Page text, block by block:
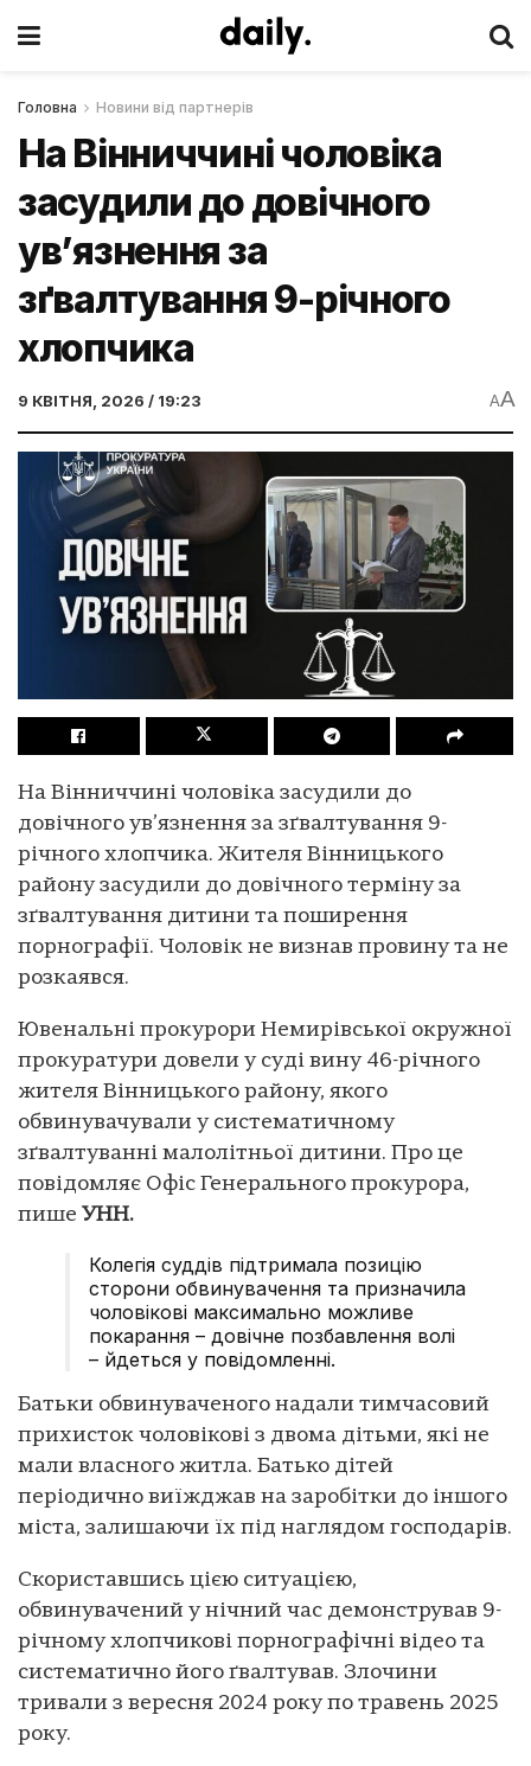
Головна Новини від партнерів
На Вінниччині чоловіка
засудили до довічного
ув’язнення за
зґвалтування 9-річного
хлопчика
9 КВІТНЯ, 2026 / 19:23 AA
На Вінниччині чоловіка засудили до
довічного ув’язнення за зґвалтування 9-
річного хлопчика. Жителя Вінницького
району засудили до довічного терміну за
зґвалтування дитини та поширення
порнографії. Чоловік не визнав провину та не
розкаявся.
Ювенальні прокурори Немирівської окружної
прокуратури довели у суді вину 46-річного
жителя Вінницького району, якого
обвинувачували у систематичному
зґвалтуванні малолітньої дитини. Про це
повідомляє Офіс Генерального прокурора,
пише УНН.
Колегія суддів підтримала позицію
сторони обвинувачення та призначила
чоловікові максимально можливе
покарання – довічне позбавлення волі
– йдеться у повідомленні.
Батьки обвинуваченого надали тимчасовий
прихисток чоловікові з двома дітьми, які не
мали власного житла. Батько дітей
періодично виїжджав на заробітки до іншого
міста, залишаючи їх під наглядом господарів.
Скориставшись цією ситуацією,
обвинувачений у нічний час демонстрував 9-
річному хлопчикові порнографічні відео та
систематично його ґвалтував. Злочини
тривали з вересня 2024 року по травень 2025
року.